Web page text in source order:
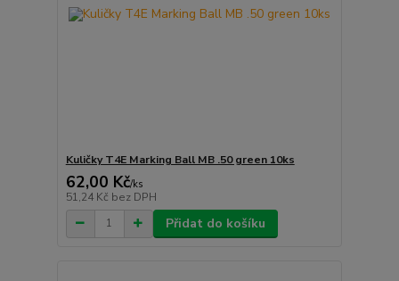
Kuličky T4E Marking Ball MB .50 green 10ks
62,00 Kč/ks
51,24 Kč bez DPH
Přidat do košíku